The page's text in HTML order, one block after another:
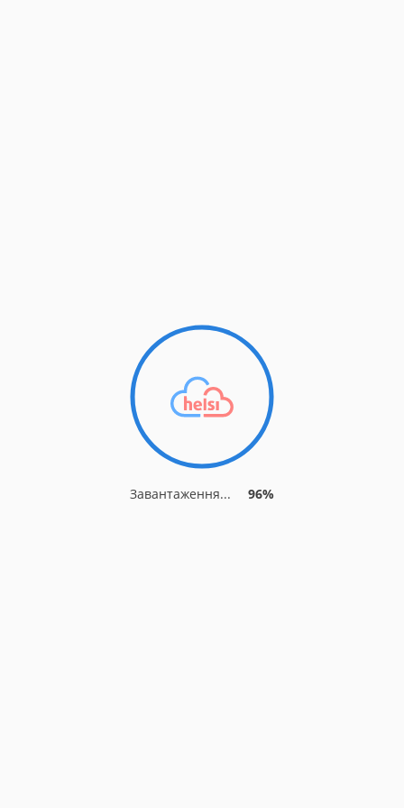
Завантаження... 96%